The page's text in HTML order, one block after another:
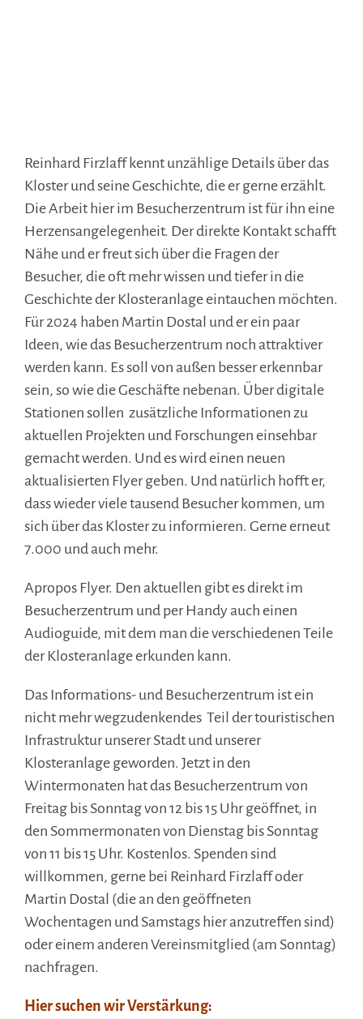
Reinhard Firzlaff kennt unzählige Details über das
Kloster und seine Geschichte, die er gerne erzählt.
Die Arbeit hier im Besucherzentrum ist für ihn eine
Herzensangelegenheit. Der direkte Kontakt schafft
Nähe und er freut sich über die Fragen der
Besucher, die oft mehr wissen und tiefer in die
Geschichte der Klosteranlage eintauchen möchten.
Für 2024 haben Martin Dostal und er ein paar
Ideen, wie das Besucherzentrum noch attraktiver
werden kann. Es soll von außen besser erkennbar
sein, so wie die Geschäfte nebenan. Über digitale
Stationen sollen zusätzliche Informationen zu
aktuellen Projekten und Forschungen einsehbar
gemacht werden. Und es wird einen neuen
aktualisierten Flyer geben. Und natürlich hofft er,
dass wieder viele tausend Besucher kommen, um
sich über das Kloster zu informieren. Gerne erneut
7.000 und auch mehr.
Apropos Flyer. Den aktuellen gibt es direkt im
Besucherzentrum und per Handy auch einen
Audioguide, mit dem man die verschiedenen Teile
der Klosteranlage erkunden kann.
Das Informations- und Besucherzentrum ist ein
nicht mehr wegzudenkendes Teil der touristischen
Infrastruktur unserer Stadt und unserer
Klosteranlage geworden. Jetzt in den
Wintermonaten hat das Besucherzentrum von
Freitag bisSonntag von 12 bis 15 Uhr geöffnet, in
den Sommermonaten von Dienstag bis Sonntag
von 11 bis 15 Uhr. Kostenlos. Spenden sind
willkommen, gerne bei Reinhard Firzlaff oder
Martin Dostal (die an den geöffneten
Wochentagen und Samstags hier anzutreffen sind)
oder einem anderen Vereinsmitglied (am Sonntag)
nachfragen.
Hier suchen wir Verstärkung: